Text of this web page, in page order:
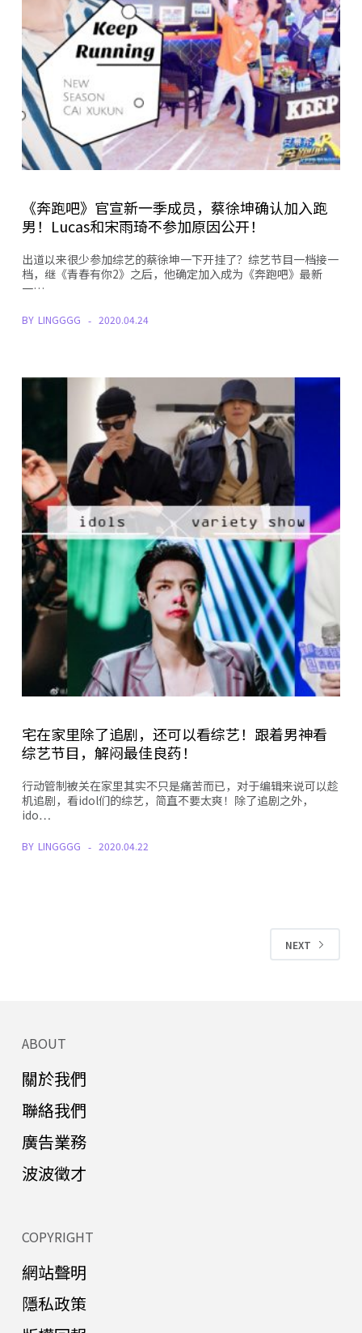
《奔跑吧》官宣新一季成员，蔡徐坤确认加入跑
男！Lucas和宋雨琦不参加原因公开！
出道以来很少参加综艺的蔡徐坤一下开挂了？综艺节目一档接一
档，继《青春有你2》之后，他确定加入成为《奔跑吧》最新
一…
BY LINGGGG 2020.04.24
宅在家里除了追剧，还可以看综艺！跟着男神看
综艺节目，解闷最佳良药！
行动管制被关在家里其实不只是痛苦而已，对于编辑来说可以趁
机追剧，看idol们的综艺，简直不要太爽！除了追剧之外，
ido…
BY LINGGGG 2020.04.22
NEXT
ABOUT
關於我們
聯絡我們
廣告業務
波波徵才
COPYRIGHT
網站聲明
隱私政策